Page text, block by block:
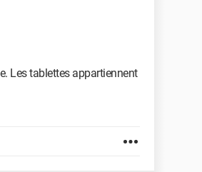
Les tablettes appartiennent